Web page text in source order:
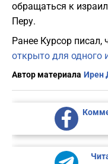
обращаться к
Перу.
Ранее Курсор писал,
открыто для одного
Автор материала Ирен